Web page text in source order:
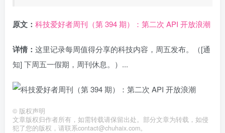
原文： 科技爱好者周刊（第 394 期）：第二次 API 开放浪潮
详情： 这里记录每周值得分享的科技内容，周五发布。（[通
知] 下周五一假期，周刊休息。）...
© 版权声明
文章版权归作者所有，如需转载请保留出处。部分文章为转载，如侵
犯了您的版权，请联系contact@chuhaix.com。